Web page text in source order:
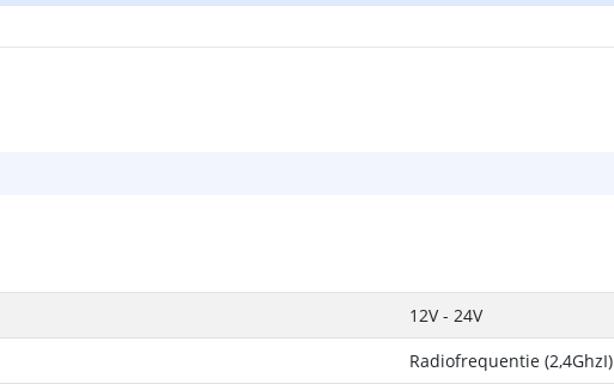
12V - 24V
Radiofrequentie (2,4GhzI)